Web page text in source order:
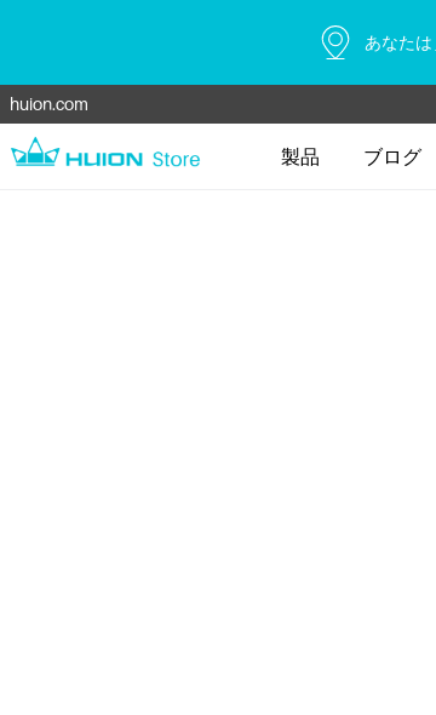
あなたは
huion.com
製品 ブログ